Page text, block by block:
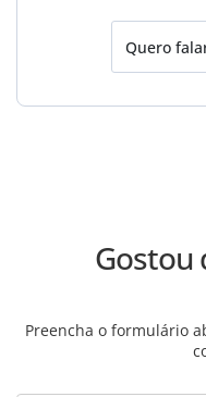
Quero
Gostou
Preencha o formulário